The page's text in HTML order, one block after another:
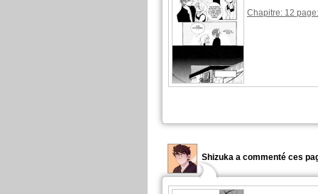
Chapitre: 12
Shizuka a commenté ces